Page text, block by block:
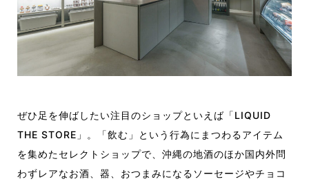
ぜひ足を伸ばしたい注目のショップといえば「LIQUID
THE STORE」。「飲む」という行為にまつわるアイテム
を集めたセレクトショップで、沖縄の地酒のほか国内外問
わずレアなお酒、器、おつまみになるソーセージやチョコ